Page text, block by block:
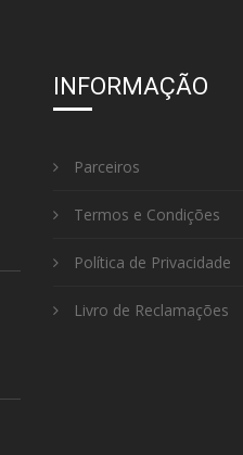
INFORMAÇÃO
Parceiros
Termos e Condições
Política de Privacidade
Livro de Reclamações